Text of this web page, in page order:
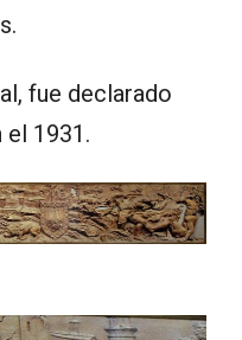
fue declarado
1931.